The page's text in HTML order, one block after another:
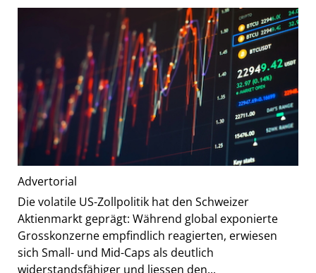
Advertorial
Die volatile US-Zollpolitik hat den Schweizer
Aktienmarkt geprägt: Während global exponierte
Grosskonzerne empfindlich reagierten, erwiesen
sich Small- und Mid-Caps als deutlich
widerstandsfähiger und liessen den...